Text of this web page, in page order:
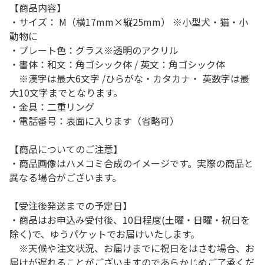
【商品内容】
・サイズ： M（横17mm×縦25mm） ※小型犬・猫・小
動物に
・プレート色：グラス※透明のアクリル
・書体：和文：角ゴシック体 / 英文：角ゴシック体
※漢字は最大6文字 /ひらがな・カタカナ・ 英数字は最
大10文字までとなります。
・金具：二重リング
・電話番号：表面に入ります（省略可）
【商品についてのご注意】
・商品画像はハメコミ合成のイメージです。実際の商品と
異なる場合がございます。
【受注後発送までの予定日】
・商品はお申込み受付後、10日程度(土曜・日曜・祝日を
除く)で、ゆうパケットでお届けいたします。
※天候や注文状況、お届けまでに祝日をはさむ場合、お
届けが遅れることがございますのであらかじめご了承くだ